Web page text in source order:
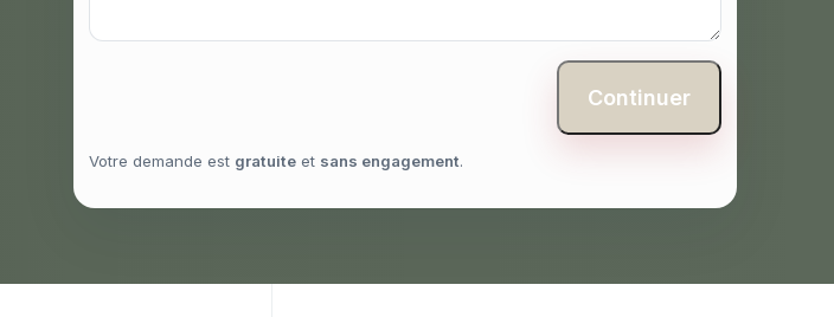
Continuer
Votre demande est gratuite et sans engagement.